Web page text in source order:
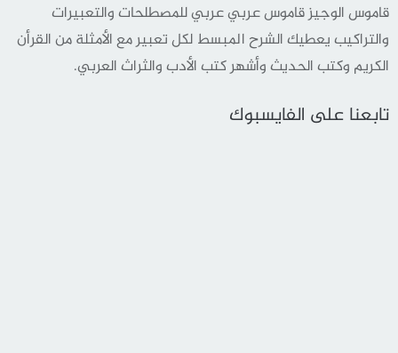
قاموس الوجيز قاموس عربي عربي للمصطلحات والتعبيرات
والتراكيب يعطيك الشرح المبسط لكل تعبير مع الأمثلة من القرأن
الكريم وكتب الحديث وأشهر كتب الأدب والثراث العربي.
تابعنا على الفايسبوك